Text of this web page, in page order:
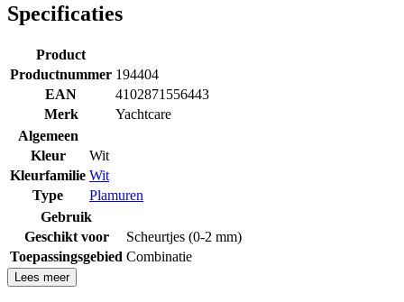
Specificaties
Product
Productnummer 194404
EAN
4102871556443
Merk
Yachtcare
Algemeen
Kleur
Wit
Kleurfamilie Wit
Type
Plamuren
Gebruik
Geschikt voor
Scheurtjes (0-2 mm)
Toepassingsgebied Combinatie
Lees meer